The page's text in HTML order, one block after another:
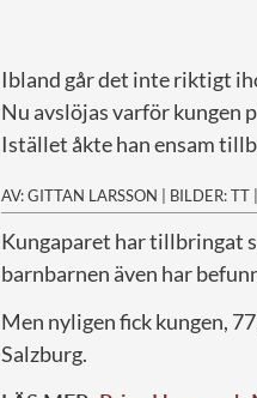
Ibland går det inte riktigt
Nu avslöjas varför kungen
Istället åkte han ensam
AV: GITTAN LARSSON | BILDER: TT |
Kungaparet har tillbringat
barnbarnen även har
Men nyligen fick kungen,
Salzburg.